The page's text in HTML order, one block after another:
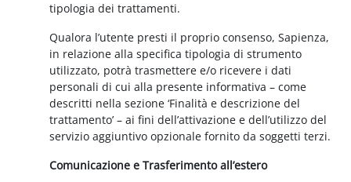
tipologia dei trattamenti.
Qualora l’utente presti il proprio consenso, Sapienza,
in relazione alla specifica tipologia di strumento
utilizzato, potrà trasmettere e/o ricevere i dati
personali di cui alla presente informativa – come
descritti nella sezione ‘Finalità e descrizione del
trattamento’ – ai fini dell’attivazione e dell’utilizzo del
servizio aggiuntivo opzionale fornito da soggetti terzi.
Comunicazione e Trasferimento all’estero